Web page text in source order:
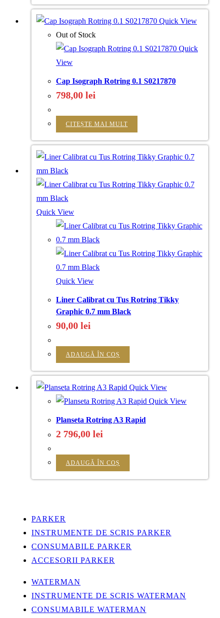
Quick View
Out of Stock
Quick
View
Cap Isograph Rotring 0.1 S0217870
798,00 lei
CITEȘTE MAI MULT
Quick View
Quick View
Liner Calibrat cu Tus Rotring Tikky
Graphic 0.7 mm Black
90,00 lei
ADAUGĂ ÎN COȘ
Quick View
Quick View
Planseta Rotring A3 Rapid
2 796,00 lei
ADAUGĂ ÎN COȘ
PARKER
INSTRUMENTE DE SCRIS PARKER
CONSUMABILE PARKER
ACCESORII PARKER
WATERMAN
INSTRUMENTE DE SCRIS WATERMAN
CONSUMABILE WATERMAN